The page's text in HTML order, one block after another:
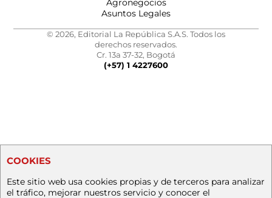
Agronegocios
Asuntos Legales
© 2026, Editorial La República S.A.S. Todos los
derechos reservados.
Cr. 13a 37-32, Bogotá
(+57) 1 4227600
COOKIES
Este sitio web usa cookies propias y de terceros para analizar
el tráfico, mejorar nuestros servicio y conocer el